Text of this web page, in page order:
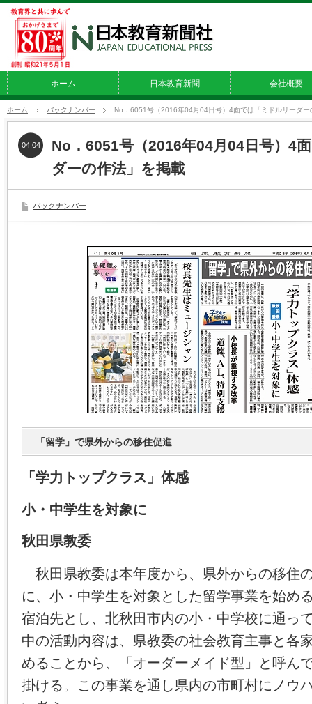
ホーム 日本教育新聞 会社概要
ホーム バックナンバー No．6051号（2016年04月04日号）4面では「ミドルリーダー
No．6051号（2016年04月04日号）4
ダーの作法」を掲載
04.04
バックナンバー
「留学」で県外からの移住促進
「学力トップクラス」体感
小・中学生を対象に
秋田県教委
秋田県教委は本年度から、県外からの移住
に、小・中学生を対象とした留学事業を始め
宿泊先とし、北秋田市内の小・中学校に通っ
中の活動内容は、県教委の社会教育主事と各
めることから、「オーダーメイド型」と呼ん
掛ける。この事業を通し県内の市町村にノウ